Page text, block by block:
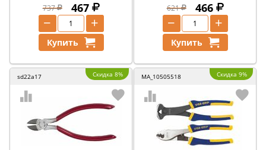
737 467
+
−
Купить
621 466
+
−
Купить
sd22a17 Скидка 8% MA_10505518 Скидка 9%